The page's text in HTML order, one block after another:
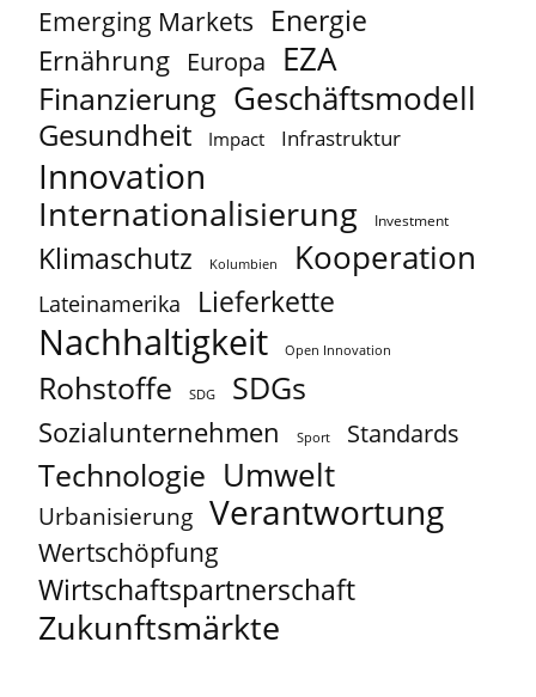
Emerging Markets Energie
Ernährung Europa EZA
Finanzierung Geschäftsmodell
Gesundheit Impact Infrastruktur
Innovation
Internationalisierung Investment
Klimaschutz Kolumbien Kooperation
Lateinamerika Lieferkette
Nachhaltigkeit Open Innovation
Rohstoffe SDG SDGs
Sozialunternehmen Sport Standards
Technologie Umwelt
Urbanisierung Verantwortung
Wertschöpfung
Wirtschaftspartnerschaft
Zukunftsmärkte